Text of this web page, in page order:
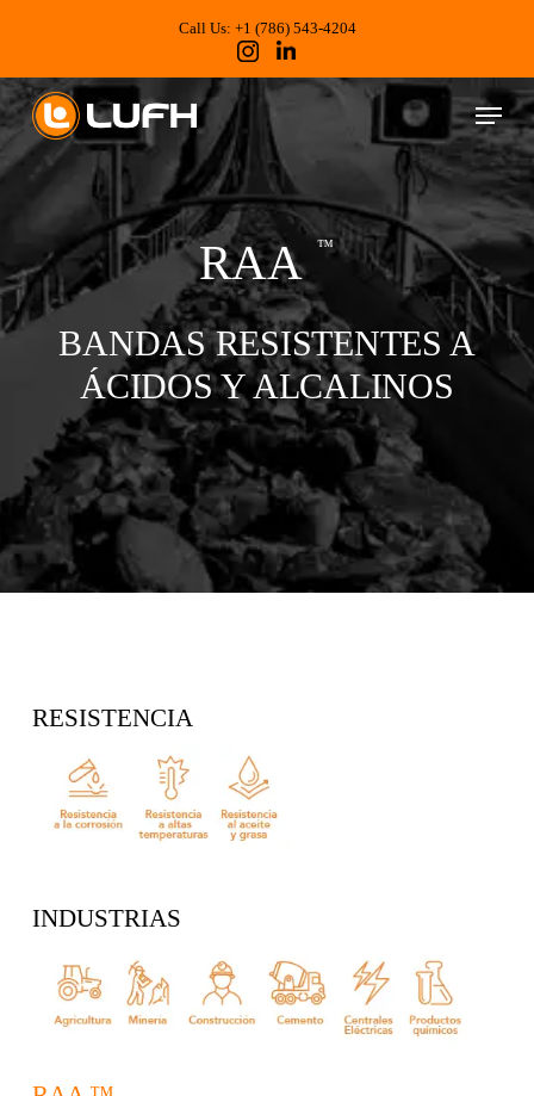
Call Us: +1 (786) 543-4204
Menu
RAA ™
BANDAS RESISTENTES A
ÁCIDOS Y ALCALINOS
RESISTENCIA
INDUSTRIAS